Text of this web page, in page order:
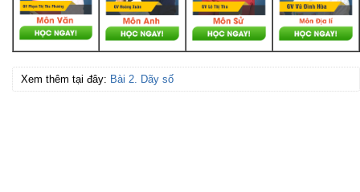
Xem thêm tại đây: Bài 2. Dãy số